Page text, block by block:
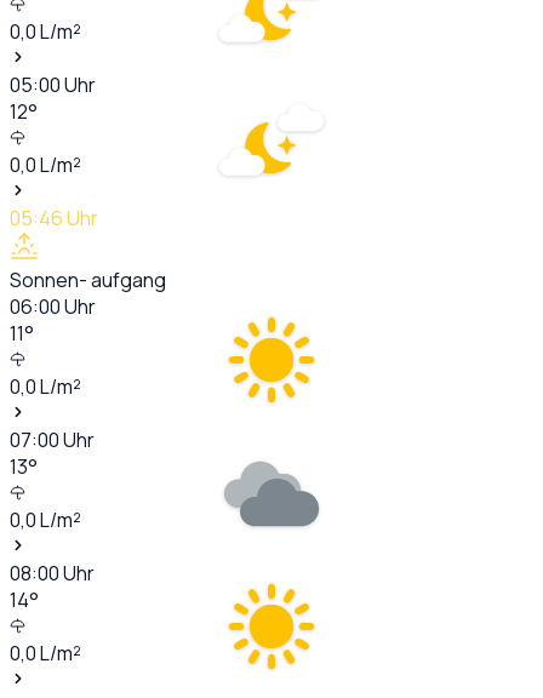
0,0L/m²
05:00Uhr
12°
0,0L/m²
05:46Uhr
Sonnen- aufgang
06:00Uhr
11°
0,0L/m²
07:00Uhr
13°
0,0L/m²
08:00Uhr
14°
0,0L/m²